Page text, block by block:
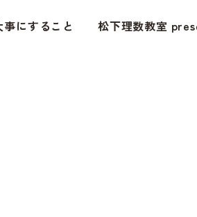
にすること 松下理数教室